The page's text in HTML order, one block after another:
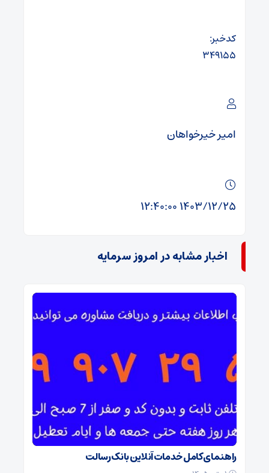
کدخبر:
۳۴۹۱۵۵
امیر خیرخواهان
۱۴۰۳/۱۲/۲۵ ۱۲:۴۰:۰۰
اخبار مشابه در امروز سرمایه
راهنمای کامل خدمات آنلاین بانک رسالت